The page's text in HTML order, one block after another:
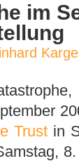
im
Trustin